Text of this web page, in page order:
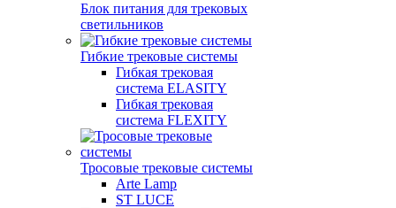
Блок питания для трековых
светильников
Гибкие трековые системы
Гибкая трековая
система ELASITY
Гибкая трековая
система FLEXITY
Тросовые трековые системы
Arte Lamp
ST LUCE